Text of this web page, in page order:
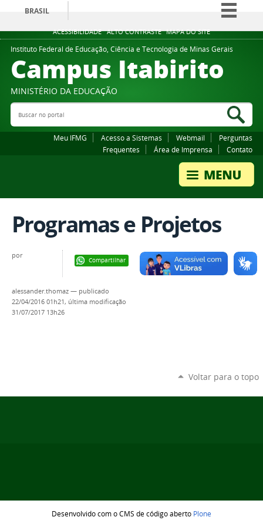
ACESSIBILIDADE ALTO CONTRASTE MAPA DO SITE
BRASIL
Simplifique!
Comunica BR
Participe
Legislação
Instituto Federal de Educação, Ciência e Tecnologia de Minas Gerais
Campus Itabirito
MINISTÉRIO DA EDUCAÇÃO
Buscar no portal
Meu IFMG Acesso a Sistemas Webmail
Perguntas
Frequentes
Área de Imprensa Contato
Programas e Projetos
Compartilhar
por
alessander.thomaz — publicado
22/04/2016 01h21, última modificação
31/07/2017 13h26
Voltar para o topo
Desenvolvido com o CMS de código aberto Plone